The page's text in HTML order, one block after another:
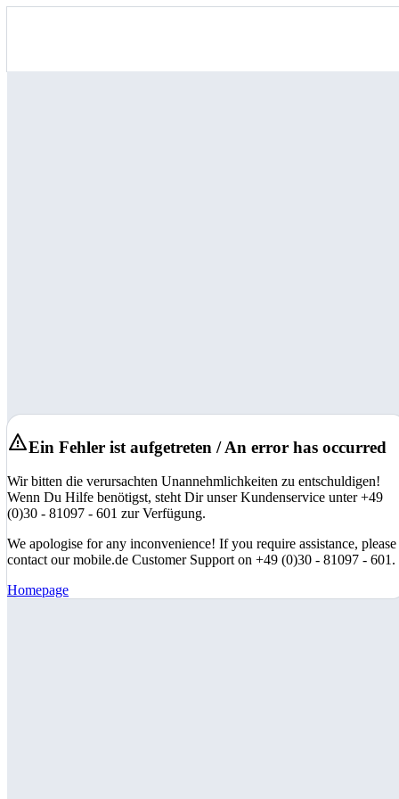
Ein Fehler ist aufgetreten / An error has occurred
Wir bitten die verursachten Unannehmlichkeiten zu entschuldigen!
Wenn Du Hilfe benötigst, steht Dir unser Kundenservice unter +49
(0)30 - 81097 - 601 zur Verfügung.
We apologise for any inconvenience! If you require assistance, please
contact our mobile.de Customer Support on +49 (0)30 - 81097 - 601.
Homepage